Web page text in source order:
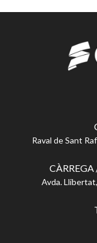
Raval de Sant
Avda.